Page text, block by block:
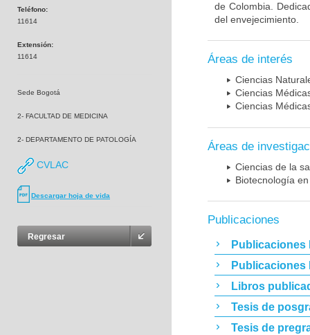
Teléfono:
11614
Extensión:
11614
Sede Bogotá
2- FACULTAD DE MEDICINA
2- DEPARTAMENTO DE PATOLOGÍA
CVLAC
Descargar hoja de vida
Regresar
de Colombia.
del envejecimiento.
Áreas de interés
Ciencias
Ciencias
Ciencias
Áreas de
Ciencias de la
Biotecnología
Publicaciones
Publicaciones
Publicaciones
Libros
Tesis de
Tesis de